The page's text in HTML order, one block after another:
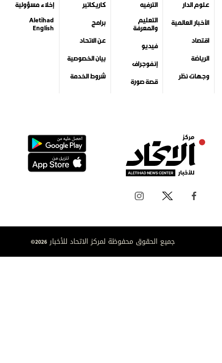
علوم الدار
الأخبار العالمية
اقتصاد
الرياضة
وجهات نظر
الترفيه
التعليم
والمعرفة
فيديو
إنفوجراف
قصة صورة
كاريكاتير
برامج
عن الاتحاد
بيان الخصوصية
شروط الخدمة
إخلاء مسؤولية
Aletihad
English
جميع الحقوق محفوظة لمركز الاتحاد للأخبار 2026©